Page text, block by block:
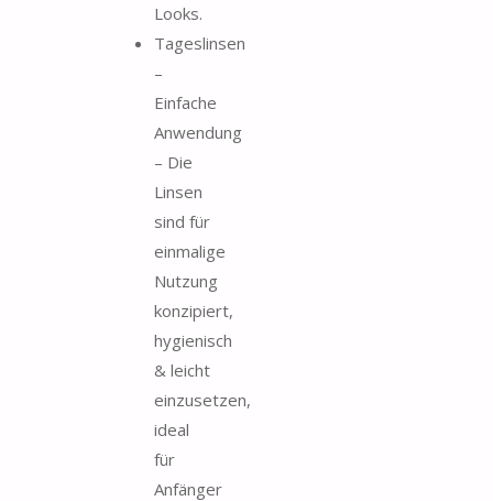
Looks.
Tageslinsen
–
Einfache
Anwendung
– Die
Linsen
sind für
einmalige
Nutzung
konzipiert,
hygienisch
& leicht
einzusetzen,
ideal
für
Anfänger